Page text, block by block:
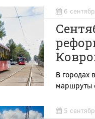
6
В городах
маршруты
5